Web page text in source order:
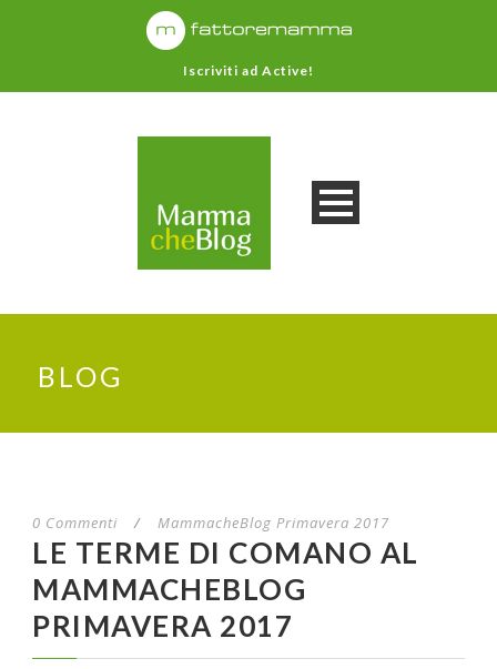
Iscriviti ad Active!
BLOG
0 Commenti / MammacheBlog Primavera 2017
LE TERME DI COMANO AL
MAMMACHEBLOG
PRIMAVERA 2017